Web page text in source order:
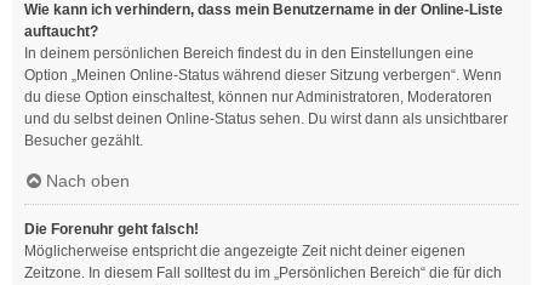
Wie kann ich verhindern, dass mein Benutzername in der Online-Liste
auftaucht?
In deinem persönlichen Bereich findest du in den Einstellungen eine
Option „Meinen Online-Status während dieser Sitzung verbergen“. Wenn
du diese Option einschaltest, können nur Administratoren, Moderatoren
und du selbst deinen Online-Status sehen. Du wirst dann als unsichtbarer
Besucher gezählt.
Nach oben
Die Forenuhr geht falsch!
Möglicherweise entspricht die angezeigte Zeit nicht deiner eigenen
Zeitzone. In diesem Fall solltest du im „Persönlichen Bereich“ die für dich